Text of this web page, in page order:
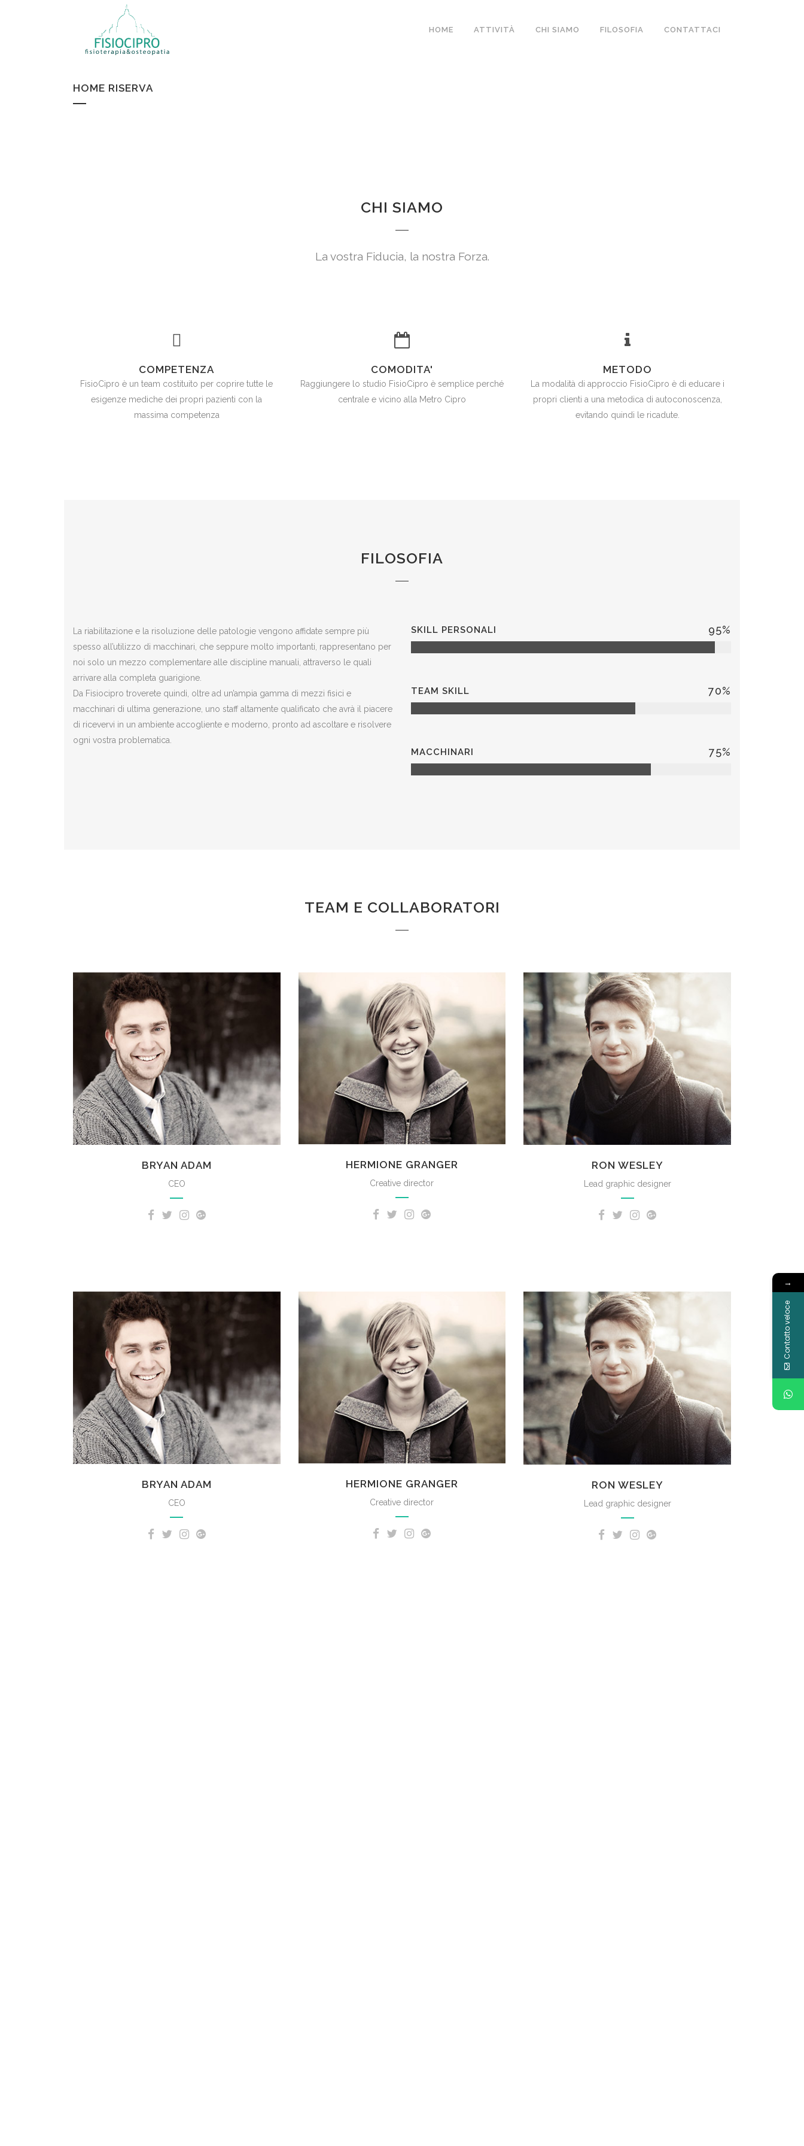
HOME ATTIVITÀ CHI SIAMO FILOSOFIA CONTATTACI
HOME RISERVA
CHI SIAMO
La vostra Fiducia, la nostra Forza.
COMPETENZA
FisioCipro è un team costituito per coprire tutte le
esigenze mediche dei propri pazienti con la
massima competenza
COMODITA'
Raggiungere lo studio FisioCipro è semplice perché
centrale e vicino alla Metro Cipro
METODO
La modalità di approccio FisioCipro è di educare i
propri clienti a una metodica di autoconoscenza,
evitando quindi le ricadute.
FILOSOFIA
La riabilitazione e la risoluzione delle patologie vengono affidate sempre più
spesso all’utilizzo di macchinari, che seppure molto importanti, rappresentano per
noi solo un mezzo complementare alle discipline manuali, attraverso le quali
arrivare alla completa guarigione.
Da Fisiocipro troverete quindi, oltre ad un’ampia gamma di mezzi fisici e
macchinari di ultima generazione, uno staff altamente qualificato che avrà il piacere
di ricevervi in un ambiente accogliente e moderno, pronto ad ascoltare e risolvere
ogni vostra problematica.
SKILL PERSONALI 95%
TEAM SKILL 70%
MACCHINARI 75%
TEAM E COLLABORATORI
BRYAN ADAM
CEO
HERMIONE GRANGER
Creative director
RON WESLEY
Lead graphic designer
BRYAN ADAM
CEO
HERMIONE GRANGER
Creative director
RON WESLEY
Lead graphic designer
→
Contatto veloce